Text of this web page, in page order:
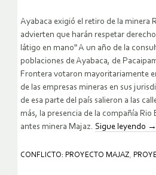
Ayabaca exigió el retiro de la minera
advierten que harán respetar
látigo en mano" A un año de la
poblaciones de Ayabaca, de
Frontera votaron mayoritariamente
de las empresas mineras en sus
de esa parte del país salieron a las
más, la presencia de la compañía Rio
antes minera Majaz. Sigue leyendo →
CONFLICTO: PROYECTO MAJAZ,